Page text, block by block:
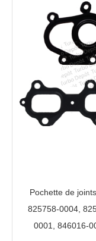
Pochette de
825758-0004,
0001, 846016-